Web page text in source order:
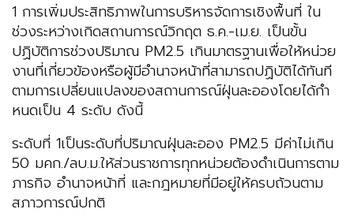
1 การเพิ่มประสิทธิภาพในการบริหารจัดการเชิงพื้นที่ ใน
ช่วงระหว่างเกิดสถานการณ์วิกฤต ธ.ค.-เม.ย. เป็นขั้น
ปฏิบัติการช่วงปริมาณ PM2.5 เกินมาตรฐานเพื่อให้หน่วย
งานที่เกี่ยวข้องหรือผู้มีอํานาจหน้าที่สามารถปฏิบัติได้ทันที
ตามการเปลี่ยนแปลงของสถานการณ์ฝุ่นละอองโดยได้กํา
หนดเป็น 4 ระดับ ดังนี้
ระดับที่ 1เป็นระดับที่ปริมาณฝุ่นละออง PM2.5 มีค่าไม่เกิน
50 มคก./ลบ.ม.ให้ส่วนราชการทุกหน่วยต้องดําเนินการตาม
ภารกิจ อํานาจหน้าที่ และกฎหมายที่มีอยู่ให้ครบถ้วนตาม
สภาวการณ์ปกติ